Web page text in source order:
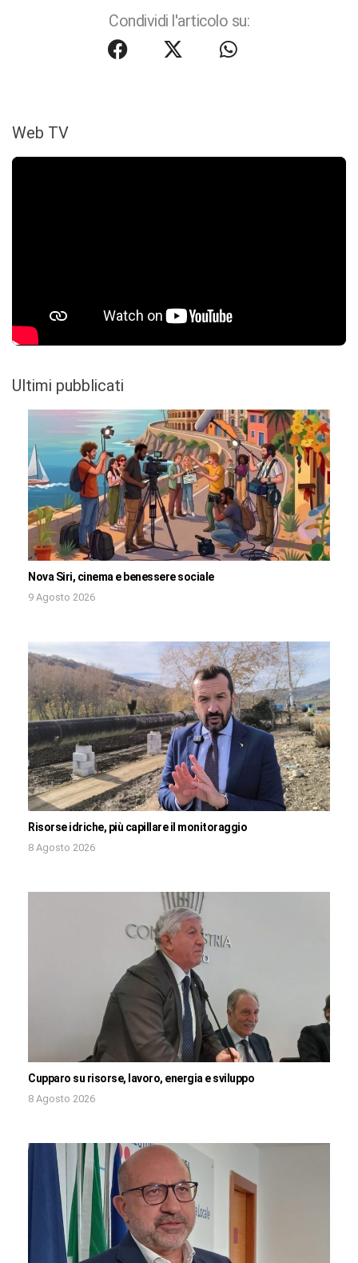
Condividi l'articolo su:
Web TV
Ultimi pubblicati
Nova Siri, cinema e benessere sociale
9 Agosto 2026
Risorse idriche, più capillare il monitoraggio
8 Agosto 2026
Cupparo su risorse, lavoro, energia e sviluppo
8 Agosto 2026